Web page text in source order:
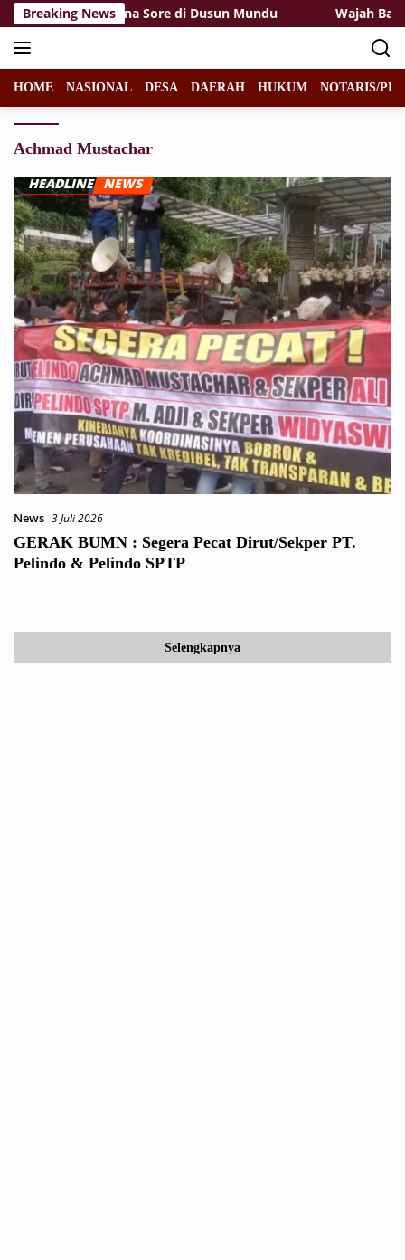
Langsung
ke
konten
Breaking News
Suasana Sore di Dusun Mundu Wajah Baru
HOME NASIONAL DESA DAERAH HUKUM NOTARIS/
Achmad Mustachar
News 3 Juli 2026
GERAK BUMN : Segera Pecat Dirut/Sekper PT.
Pelindo & Pelindo SPTP
Selengkapnya